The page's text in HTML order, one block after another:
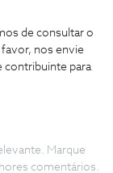
de consultar o
nos envie
contribuinte para
Marque
comentários.